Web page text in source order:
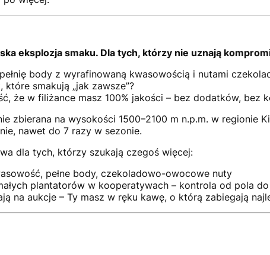
eksplozja smaku. Dla tych, którzy nie uznają
body z wyrafinowaną kwasowością i nutami
smakują „jak zawsze”?
że w filiżance masz 100% jakości – bez dodatków, bez
zbierana na wysokości 1500–2100 m n.p.m. w regionie
nawet do 7 razy w sezonie.
dla tych, którzy szukają czegoś więcej:
pełne body, czekoladowo-owocowe nuty
plantatorów w kooperatywach – kontrola od pola
na aukcje – Ty masz w ręku kawę, o którą zabiegają